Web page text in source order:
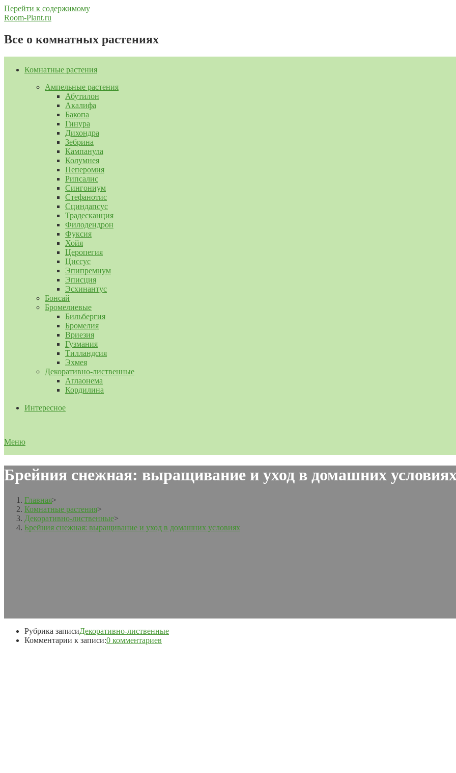
Перейти к содержимому
Room-Plant.ru
Все о комнатных растениях
Комнатные растения
Ампельные растения
Абутилон
Акалифа
Бакопа
Гинура
Дихондра
Зебрина
Кампанула
Колумнея
Пеперомия
Рипсалис
Сингониум
Стефанотис
Сциндапсус
Традесканция
Филодендрон
Фуксия
Хойя
Церопегия
Циссус
Эпипремнум
Эписция
Эсхинантус
Бонсай
Бромелиевые
Бильбергия
Бромелия
Вриезия
Гузмания
Тилландсия
Эхмея
Декоративно-лиственные
Аглаонема
Кордилина
Интересное
Меню
Брейния снежная: выращивание и уход в домашних
Главная>
Комнатные растения>
Декоративно-лиственные>
Брейния снежная: выращивание и уход в домашних условиях
Рубрика записиДекоративно-лиственные
Комментарии к записи:0 комментариев